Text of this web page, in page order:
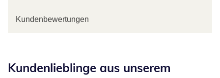
Kundenbewertungen
Kundenlieblinge aus unserem